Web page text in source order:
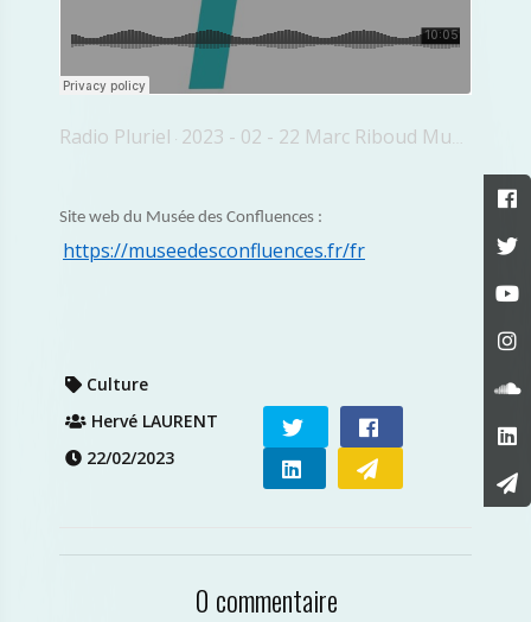
Radio Pluriel · 2023 - 02 - 22 Marc Riboud Musée Confluence Marianne Rigaud Roy
Site web du Musée des Confluences :
https://museedesconfluences.fr/fr
Culture
Hervé LAURENT
22/02/2023
0 commentaire